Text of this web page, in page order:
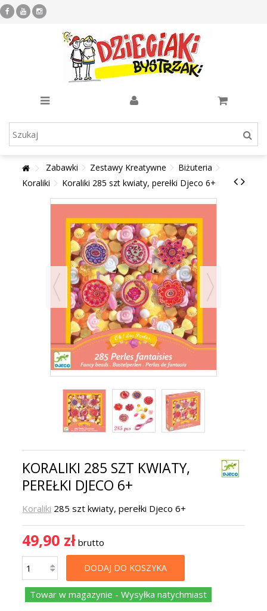
Zabawki Zestawy Kreatywne
Biżuteria
Koraliki
Koraliki 285 szt kwiaty, perełki Djeco 6+
KORALIKI 285 SZT KWIATY,
PEREŁKI DJECO 6+
Koraliki 285 szt kwiaty, perełki Djeco 6+
49,90 zł brutto
DODAJ DO KOSZYKA
Towar w magazynie - Wysyłka natychmiast